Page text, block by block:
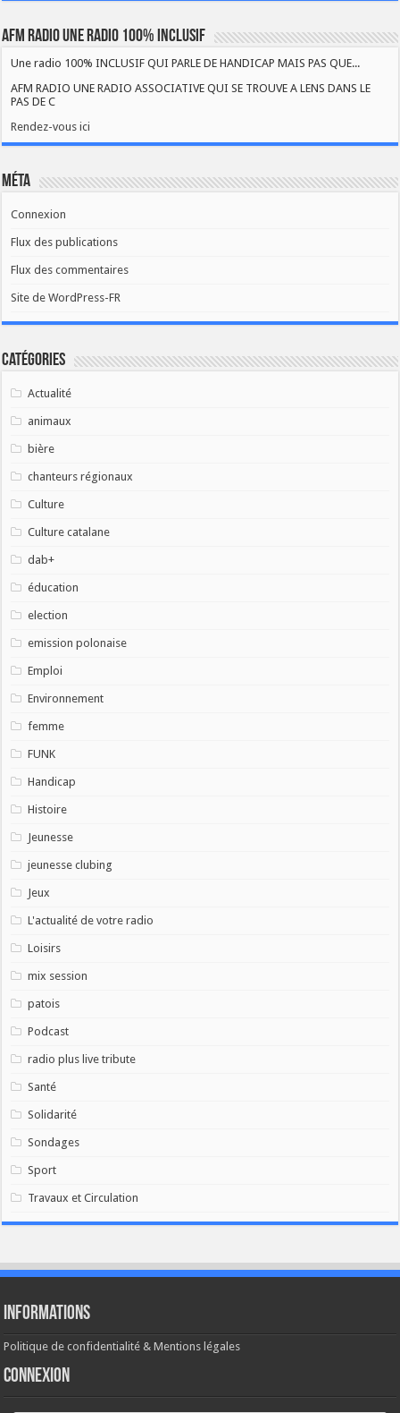
AFM RADIO UNE RADIO 100% INCLUSIF
Une radio 100% INCLUSIF QUI PARLE DE HANDICAP MAIS PAS QUE...
AFM RADIO UNE RADIO ASSOCIATIVE QUI SE TROUVE A LENS DANS LE
PAS DE C
Rendez-vous ici
Méta
Connexion
Flux des publications
Flux des commentaires
Site de WordPress-FR
Catégories
Actualité
animaux
bière
chanteurs régionaux
Culture
Culture catalane
dab+
éducation
election
emission polonaise
Emploi
Environnement
femme
FUNK
Handicap
Histoire
Jeunesse
jeunesse clubing
Jeux
L'actualité de votre radio
Loisirs
mix session
patois
Podcast
radio plus live tribute
Santé
Solidarité
Sondages
Sport
Travaux et Circulation
Informations
Politique de confidentialité & Mentions légales
Connexion